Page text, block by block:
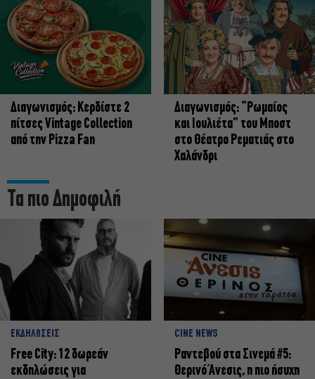
Διαγωνισμός: Κερδίστε 2
πίτσες Vintage Collection
από την Pizza Fan
Διαγωνισμός: “Ρωμαίος
και Ιουλιέτα” του Μποστ
στο Θέατρο Ρεματιάς στο
Χαλάνδρι
Τα πιο Δημοφιλή
ΕΚΔΗΛΩΣΕΙΣ
Free City: 12 δωρεάν
εκδηλώσεις για
CINE NEWS
Ραντεβού στα Σινεμά #5:
Θερινό Άνεσις, η πιο ήσυχη